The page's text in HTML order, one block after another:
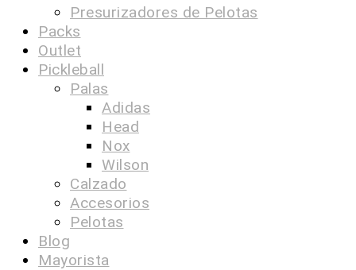
Presurizadores de Pelotas
Packs
Outlet
Pickleball
Palas
Adidas
Head
Nox
Wilson
Calzado
Accesorios
Pelotas
Blog
Mayorista